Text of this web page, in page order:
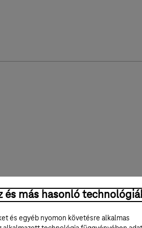
és más hasonló
és egyéb nyomon követésre alkalmas